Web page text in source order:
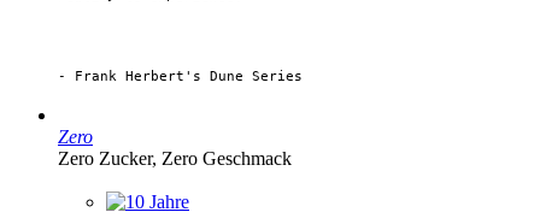
- Frank Herbert's Dune Series
Zero
Zero Zucker, Zero Geschmack